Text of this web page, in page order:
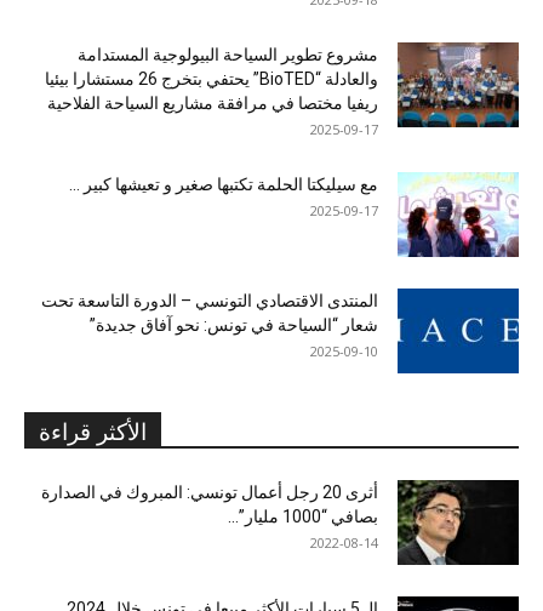
مشروع تطوير السياحة البيولوجية المستدامة
والعادلة “BioTED” يحتفي بتخرج 26 مستشارا بيئيا
ريفيا مختصا في مرافقة مشاريع السياحة الفلاحية
2025-09-17
مع سيليكتا الحلمة تكتبها صغير و تعيشها كبير …
2025-09-17
المنتدى الاقتصادي التونسي – الدورة التاسعة تحت
شعار “السياحة في تونس: نحو آفاق جديدة”
2025-09-10
الأكثر قراءة
أثرى 20 رجل أعمال تونسي: المبروك في الصدارة
بصافي “1000 مليار”...
2022-08-14